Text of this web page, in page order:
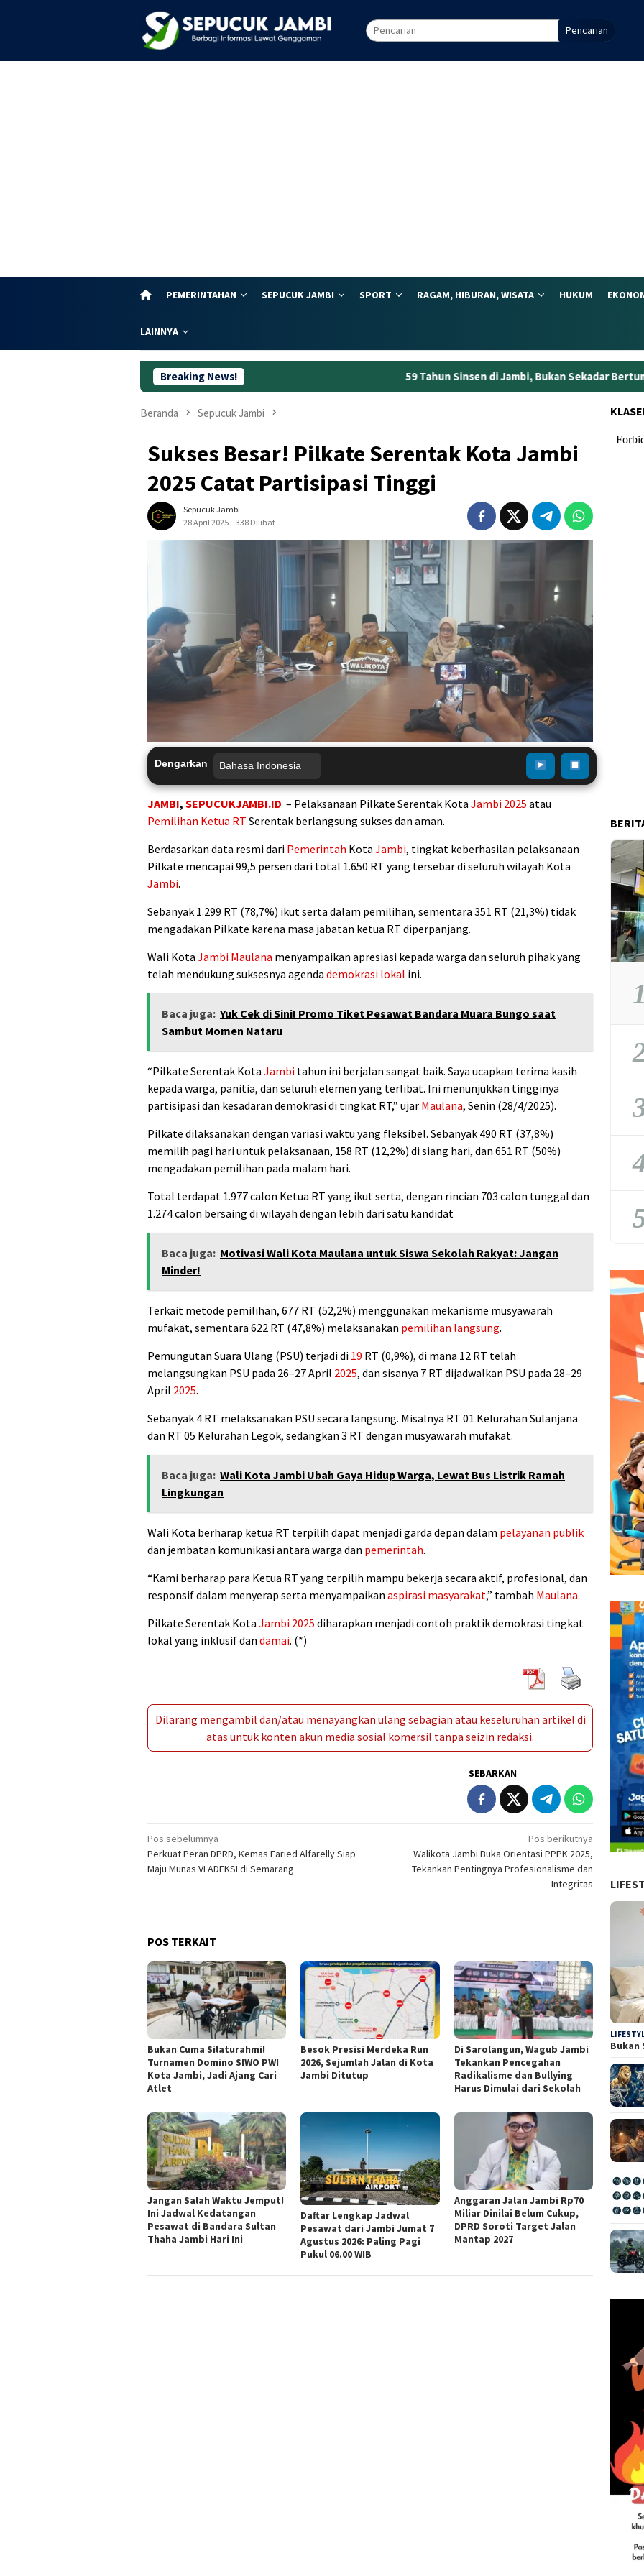
Pencarian
PEMERINTAHAN SEPUCUK JAMBI SPORT RAGAM, HIBURAN, WISATA HUKUM
LAINNYA
Breaking News! 59 Tahun Sinsen di Jambi, Bukan Sekadar Bertumbuh tapi Menjaga
Beranda Sepucuk Jambi
Sukses Besar! Pilkate Serentak Kota Jambi
2025 Catat Partisipasi Tinggi
Sepucuk Jambi
28 April 2025
338 Dilihat
Dengarkan
JAMBI, SEPUCUKJAMBI.ID – Pelaksanaan Pilkate Serentak Kota Jambi 2025 atau
Pemilihan Ketua RT Serentak berlangsung sukses dan aman.
Berdasarkan data resmi dari Pemerintah Kota Jambi, tingkat keberhasilan pelaksanaan
Pilkate mencapai 99,5 persen dari total 1.650 RT yang tersebar di seluruh wilayah Kota
Jambi.
Sebanyak 1.299 RT (78,7%) ikut serta dalam pemilihan, sementara 351 RT (21,3%) tidak
mengadakan Pilkate karena masa jabatan ketua RT diperpanjang.
Wali Kota Jambi Maulana menyampaikan apresiasi kepada warga dan seluruh pihak yang
telah mendukung suksesnya agenda demokrasi lokal ini.
Baca juga: Yuk Cek di Sini! Promo Tiket Pesawat Bandara Muara Bungo saat
Sambut Momen Nataru
“Pilkate Serentak Kota Jambi tahun ini berjalan sangat baik. Saya ucapkan terima kasih
kepada warga, panitia, dan seluruh elemen yang terlibat. Ini menunjukkan tingginya
partisipasi dan kesadaran demokrasi di tingkat RT,” ujar Maulana, Senin (28/4/2025).
Pilkate dilaksanakan dengan variasi waktu yang fleksibel. Sebanyak 490 RT (37,8%)
memilih pagi hari untuk pelaksanaan, 158 RT (12,2%) di siang hari, dan 651 RT (50%)
mengadakan pemilihan pada malam hari.
Total terdapat 1.977 calon Ketua RT yang ikut serta, dengan rincian 703 calon tunggal dan
1.274 calon bersaing di wilayah dengan lebih dari satu kandidat
Baca juga: Motivasi Wali Kota Maulana untuk Siswa Sekolah Rakyat: Jangan
Minder!
Terkait metode pemilihan, 677 RT (52,2%) menggunakan mekanisme musyawarah
mufakat, sementara 622 RT (47,8%) melaksanakan pemilihan langsung.
Pemungutan Suara Ulang (PSU) terjadi di 19 RT (0,9%), di mana 12 RT telah
melangsungkan PSU pada 26–27 April 2025, dan sisanya 7 RT dijadwalkan PSU pada 28–29
April 2025.
Sebanyak 4 RT melaksanakan PSU secara langsung. Misalnya RT 01 Kelurahan Sulanjana
dan RT 05 Kelurahan Legok, sedangkan 3 RT dengan musyawarah mufakat.
Baca juga: Wali Kota Jambi Ubah Gaya Hidup Warga, Lewat Bus Listrik Ramah
Lingkungan
Wali Kota berharap ketua RT terpilih dapat menjadi garda depan dalam pelayanan publik
dan jembatan komunikasi antara warga dan pemerintah.
“Kami berharap para Ketua RT yang terpilih mampu bekerja secara aktif, profesional, dan
responsif dalam menyerap serta menyampaikan aspirasi masyarakat,” tambah Maulana.
Pilkate Serentak Kota Jambi 2025 diharapkan menjadi contoh praktik demokrasi tingkat
lokal yang inklusif dan damai. (*)
Dilarang mengambil dan/atau menayangkan ulang sebagian atau keseluruhan artikel di
atas untuk konten akun media sosial komersil tanpa seizin redaksi.
SEBARKAN
Navigasi
pos
Pos sebelumnya
Perkuat Peran DPRD, Kemas Faried Alfarelly Siap
Maju Munas VI ADEKSI di Semarang
Pos berikutnya
Walikota Jambi Buka Orientasi PPPK 2025,
Tekankan Pentingnya Profesionalisme dan
Integritas
POS TERKAIT
Bukan Cuma Silaturahmi!
Turnamen Domino SIWO PWI
Kota Jambi, Jadi Ajang Cari
Atlet
Besok Presisi Merdeka Run
2026, Sejumlah Jalan di Kota
Jambi Ditutup
Di Sarolangun, Wagub Jambi
Tekankan Pencegahan
Radikalisme dan Bullying
Harus Dimulai dari Sekolah
Jangan Salah Waktu Jemput!
Ini Jadwal Kedatangan
Pesawat di Bandara Sultan
Thaha Jambi Hari Ini
Daftar Lengkap Jadwal
Pesawat dari Jambi Jumat 7
Agustus 2026: Paling Pagi
Pukul 06.00 WIB
Anggaran Jalan Jambi Rp70
Miliar Dinilai Belum Cukup,
DPRD Soroti Target Jalan
Mantap 2027
1
2
3
4
5
Bukan